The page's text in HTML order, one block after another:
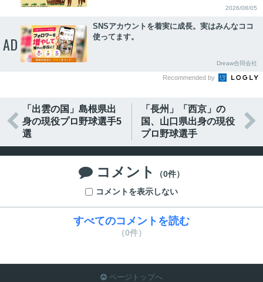
2026/08/05
AD
SNSアカウントを着実に成長。実はみんなココ
使ってます。
Dreaw合同会社
Recommended by

「出雲の国」島根県出
身の現役プロ野球選手5
選
「長州」「西京」の
国、山口県出身の現役
プロ野球選手

 コメント
（0件）
コメントを表示しない
すべてのコメントを読む
（0件）
 ページトップへ